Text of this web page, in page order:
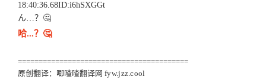
18:40:36.68ID:i6hSXGGt
ん…？🤔
哈...？🤔
=========================================
原创翻译：唧喳喳翻译网 fyw.jzz.cool